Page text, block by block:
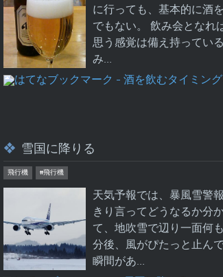
に行っても、基本的に酒
でもない。 飲み会となれ
思う感覚は備え持ってい
み…
雪国に降りる
飛行機 #飛行機
天気予報では、暴風雪警
きり言ってどうなるか分
て、地吹雪で辺り一面何
分後、風がぴたっと止ん
瞬間があ…